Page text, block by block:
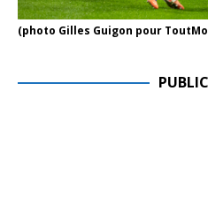
(photo Gilles Guigon pour